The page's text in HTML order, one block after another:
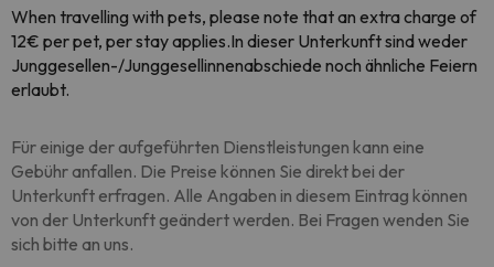
When travelling with pets, please note that an extra charge of
12€ per pet, per stay applies.In dieser Unterkunft sind weder
Junggesellen-/Junggesellinnenabschiede noch ähnliche Feiern
erlaubt.
Für einige der aufgeführten Dienstleistungen kann eine
Gebühr anfallen. Die Preise können Sie direkt bei der
Unterkunft erfragen. Alle Angaben in diesem Eintrag können
von der Unterkunft geändert werden. Bei Fragen wenden Sie
sich bitte an uns.